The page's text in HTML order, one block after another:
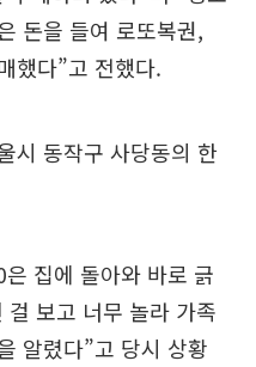
돈을 들여 로또복권,
했다”고 전했다.
시 동작구 사당동의 한
집에 돌아와 바로 긁
보고 너무 놀라 가족
알렸다”고 당시 상황